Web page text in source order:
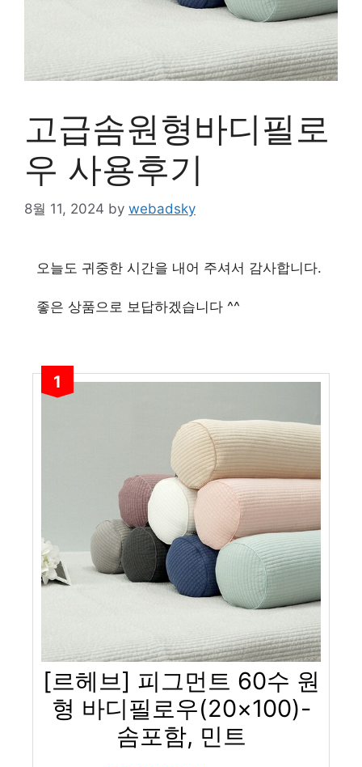
고급솜원형바디필로
우 사용후기
8월 11, 2024 by webadsky
오늘도 귀중한 시간을 내어 주셔서 감사합니다.
좋은 상품으로 보답하겠습니다 ^^
1
[르헤브] 피그먼트 60수 원
형 바디필로우(20×100)-
솜포함, 민트